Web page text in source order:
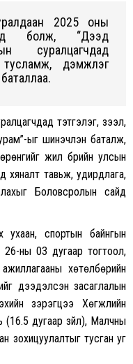
2025 оны
нд болж, “Дээд
суралцагчдад
тусламж, дэмжлэг
тэтгэлэг, зээл,
ыг шинэчлэн баталж,
жил бүрийн улсын
хяналт тавьж, удирдлага,
Боловсролын сайд
спортын байнгын
ны 03 дугаар тогтоол,
хөтөлбөрийн
дээдэлсэн засаглалын
зэрэгцээ Хөгжлийн
(16.5 дугаар зүйл), Малчны
зохицуулалтыг тусган уг